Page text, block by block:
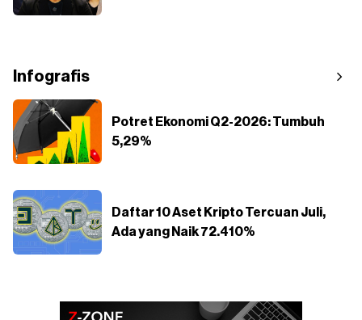
Infografis
Potret Ekonomi Q2-2026: Tumbuh
5,29%
Daftar 10 Aset Kripto Tercuan Juli,
Ada yang Naik 72.410%